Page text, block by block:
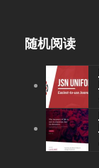
随机阅读